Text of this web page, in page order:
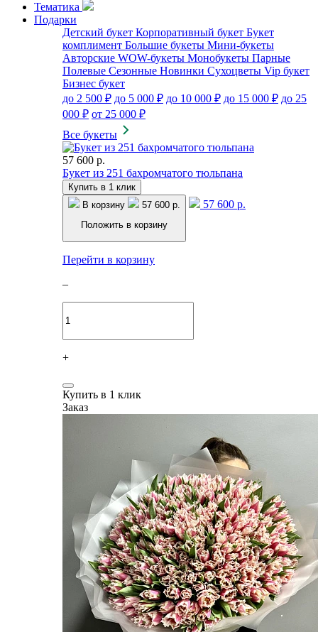
Тематика
Подарки
Детский букет Корпоративный букет Букет
комплимент Большие букеты Мини-букеты
Авторские WOW-букеты Монобукеты Парные
Полевые Сезонные Новинки Сухоцветы Vip букет
Бизнес букет
до 2 500 ₽ до 5 000 ₽ до 10 000 ₽ до 15 000 ₽ до 25
000 ₽ от 25 000 ₽
Все букеты
57 600 р.
Букет из 251 бахромчатого тюльпана
Купить в 1 клик
В корзину
57 600 р.
Положить в корзину
57 600 р.
Перейти в корзину
–
+
Купить в 1 клик
Заказ